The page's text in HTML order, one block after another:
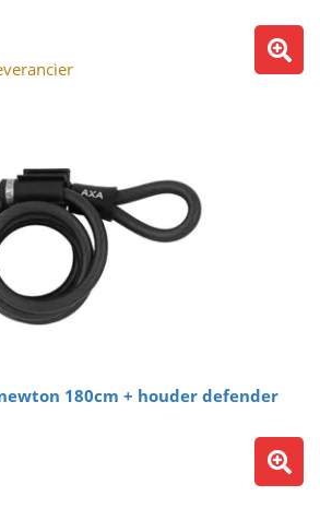
180cm + houder defender